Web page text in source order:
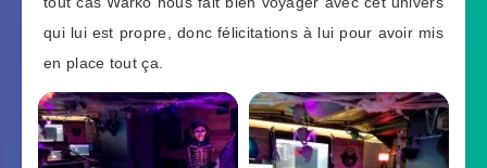
qui lui est propre, donc félicitations à lui pour avoir mis
en place tout ça.